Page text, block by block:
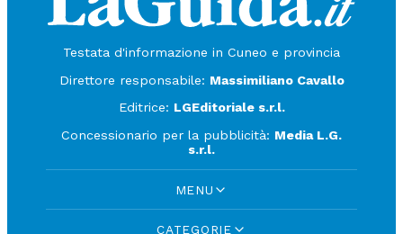
Testata d'informazione in Cuneo e provincia
Direttore responsabile: Massimiliano Cavallo
Editrice: LGEditoriale s.r.l.
Concessionario per la pubblicità: Media L.G.
s.r.l.
MENU
CATEGORIE